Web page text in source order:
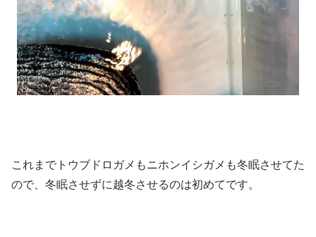
これまでトウブドロガメもニホンイシガメも冬眠させてた
ので、冬眠させずに越冬させるのは初めてです。